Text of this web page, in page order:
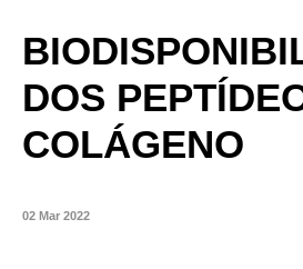
DOS
COLÁGENO
02 Mar 2022